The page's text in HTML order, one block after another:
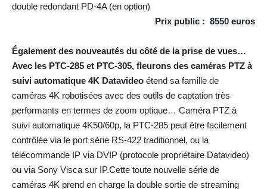
double redondant PD-4A (en option)
Prix public : 8550 euros
Également des nouveautés du côté de la prise de vues…
Avec les PTC-285 et PTC-305, fleurons des caméras PTZ à
suivi automatique 4K Datavideo étend sa famille de
caméras 4K robotisées avec des outils de captation très
performants en termes de zoom optique… Caméra PTZ à
suivi automatique 4K50/60p, la PTC-285 peut être facilement
contrôlée via le port série RS-422 traditionnel, ou la
télécommande IP via DVIP (protocole propriétaire Datavideo)
ou via Sony Visca sur IP.Cette toute nouvelle série de
caméras 4K prend en charge la double sortie de streaming